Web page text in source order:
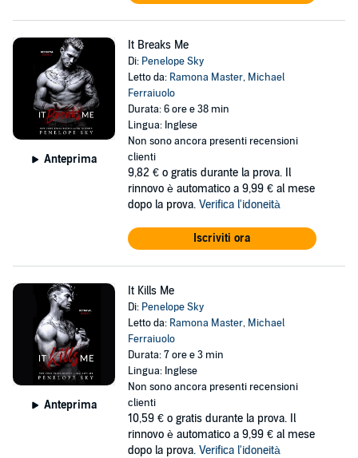
Anteprima
It Breaks Me
Di: Penelope Sky
Letto da: Ramona Master, Michael
Ferraiuolo
Durata: 6 ore e 38 min
Lingua: Inglese
Non sono ancora presenti recensioni
clienti
9,82 € o gratis durante la prova. Il
rinnovo è automatico a 9,99 € al mese
dopo la prova. Verifica l'idoneità
Iscriviti ora
Anteprima
It Kills Me
Di: Penelope Sky
Letto da: Ramona Master, Michael
Ferraiuolo
Durata: 7 ore e 3 min
Lingua: Inglese
Non sono ancora presenti recensioni
clienti
10,59 € o gratis durante la prova. Il
rinnovo è automatico a 9,99 € al mese
dopo la prova. Verifica l'idoneità